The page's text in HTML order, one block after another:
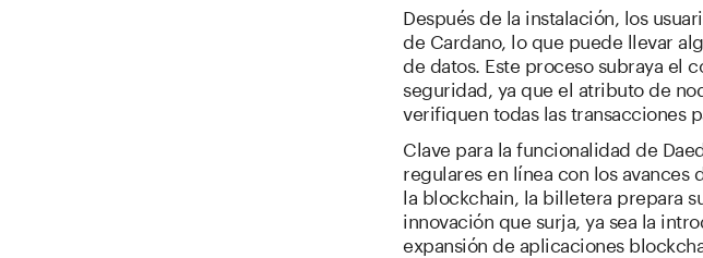
Después de la instalación, los
de Cardano, lo que puede llevar
de datos. Este proceso subraya el
seguridad, ya que el atributo de
verifiquen todas las transacciones
Clave para la funcionalidad de
regulares en línea con los avances
la blockchain, la billetera prepara
innovación que surja, ya sea la
expansión de aplicaciones